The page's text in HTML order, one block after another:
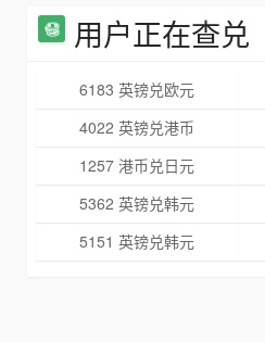
用户正在查兑
6183 英镑兑欧元
4022 英镑兑港币
1257 港币兑日元
5362 英镑兑韩元
5151 英镑兑韩元